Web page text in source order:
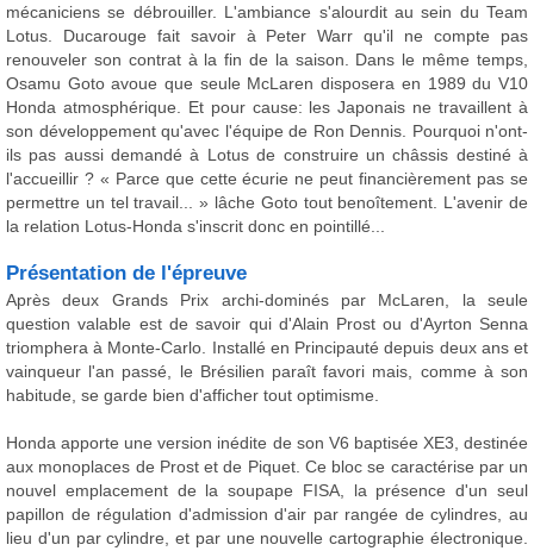
mécaniciens se débrouiller. L'ambiance s'alourdit au sein du Team
Lotus. Ducarouge fait savoir à Peter Warr qu'il ne compte pas
renouveler son contrat à la fin de la saison. Dans le même temps,
Osamu Goto avoue que seule McLaren disposera en 1989 du V10
Honda atmosphérique. Et pour cause: les Japonais ne travaillent à
son développement qu'avec l'équipe de Ron Dennis. Pourquoi n'ont-
ils pas aussi demandé à Lotus de construire un châssis destiné à
l'accueillir ? « Parce que cette écurie ne peut financièrement pas se
permettre un tel travail... » lâche Goto tout benoîtement. L'avenir de
la relation Lotus-Honda s'inscrit donc en pointillé...
Présentation de l'épreuve
Après deux Grands Prix archi-dominés par McLaren, la seule
question valable est de savoir qui d'Alain Prost ou d'Ayrton Senna
triomphera à Monte-Carlo. Installé en Principauté depuis deux ans et
vainqueur l'an passé, le Brésilien paraît favori mais, comme à son
habitude, se garde bien d'afficher tout optimisme.
Honda apporte une version inédite de son V6 baptisée XE3, destinée
aux monoplaces de Prost et de Piquet. Ce bloc se caractérise par un
nouvel emplacement de la soupape FISA, la présence d'un seul
papillon de régulation d'admission d'air par rangée de cylindres, au
lieu d'un par cylindre, et par une nouvelle cartographie électronique.